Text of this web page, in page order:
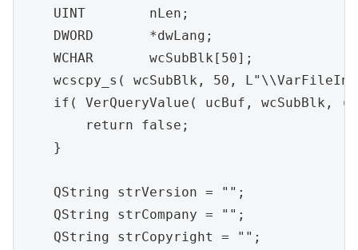
    UINT	nLen;
    DWORD	*dwLang;
    WCHAR	wcSubBlk[50];
wcscpy_s( wcSubBlk, 50,
if( VerQueryValue( ucBuf, wcSubBlk,
        return false;
    }
    QString strVersion = "";
    QString strCompany = "";
    QString strCopyright = "";